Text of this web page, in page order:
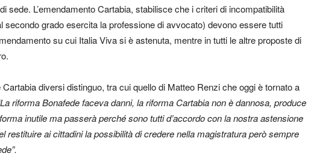
sede. L’emendamento Cartabia, stabilisce che i criteri di incompatibilità
secondo grado esercita la professione di avvocato) devono essere tutti
su cui Italia Viva si è astenuta, mentre in tutti le altre proposte di
diversi distinguo, tra cui quello di Matteo Renzi che oggi è tornato a
riforma Bonafede faceva danni, la riforma Cartabia non è dannosa, produce
inutile ma passerà perché sono tutti d’accordo con la nostra astensione
restituire ai cittadini la possibilità di credere nella magistratura però sempre